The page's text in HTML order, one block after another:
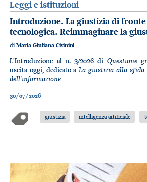
Leggi e istituzioni
Introduzione. La giustizia di fronte
tecnologica. Reimmaginare la
diMaria Giuliana Civinini
L'Introduzione al n. 3/2026 di Questione
uscita oggi, dedicato a La giustizia alla sfida
dell'informazione
30/07/2026
giustizia intelligenza artificiale